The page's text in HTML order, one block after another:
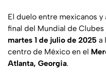
El duelo entre mexicanos
final del Mundial de
martes 1 de julio de 2025 a
centro de México en el
Atlanta, Georgia.